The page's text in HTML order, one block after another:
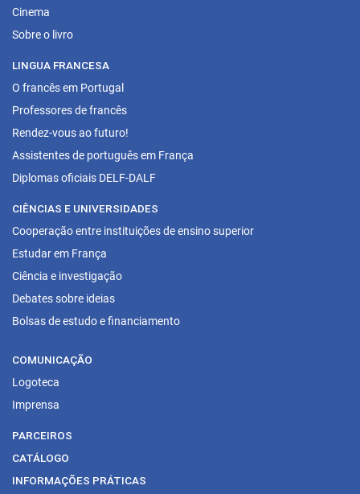
Cinema
Sobre o livro
LINGUA FRANCESA
O francês em Portugal
Professores de francês
Rendez-vous ao futuro!
Assistentes de português em França
Diplomas oficiais DELF-DALF
CIÊNCIAS E UNIVERSIDADES
Cooperação entre instituições de ensino superior
Estudar em França
Ciência e investigação
Debates sobre ideias
Bolsas de estudo e financiamento
COMUNICAÇÃO
Logoteca
Imprensa
PARCEIROS
CATÁLOGO
INFORMAÇÕES PRÁTICAS